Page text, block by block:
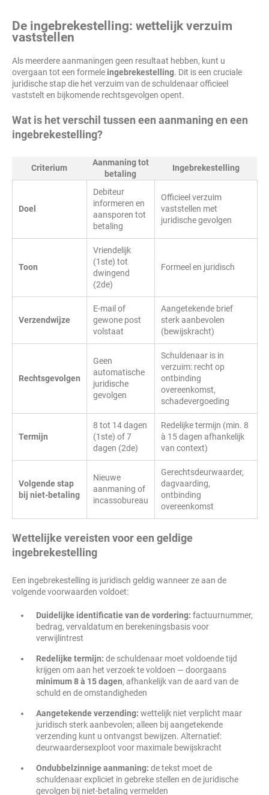
De ingebrekestelling: wettelijk verzuim
vaststellen
Als meerdere aanmaningen geen resultaat hebben, kunt u
overgaan tot een formele ingebrekestelling. Dit is een cruciale
juridische stap die het verzuim van de schuldenaar officieel
vaststelt en bijkomende rechtsgevolgen opent.
Wat is het verschil tussen een aanmaning en een
ingebrekestelling?
Criterium
Aanmaning tot
betaling
Ingebrekestelling
Doel
Debiteur
informeren en
aansporen tot
betaling
Officieel verzuim
vaststellen met
juridische gevolgen
Toon
Vriendelijk
(1ste) tot
dwingend
(2de)
Formeel en juridisch
Verzendwijze
E-mail of
gewone post
volstaat
Aangetekende brief
sterk aanbevolen
(bewijskracht)
Rechtsgevolgen
Geen
automatische
juridische
gevolgen
Schuldenaar is in
verzuim: recht op
ontbinding
overeenkomst,
schadevergoeding
Termijn
8 tot 14 dagen
(1ste) of 7
dagen (2de)
Redelijke termijn (min. 8
à 15 dagen afhankelijk
van context)
Volgende stap
bij niet-betaling
Nieuwe
aanmaning of
incassobureau
Gerechtsdeurwaarder,
dagvaarding,
ontbinding
overeenkomst
Wettelijke vereisten voor een geldige
ingebrekestelling
Een ingebrekestelling is juridisch geldig wanneer ze aan de
volgende voorwaarden voldoet:
Duidelijke identificatie van de vordering: factuurnummer,
bedrag, vervaldatum en berekeningsbasis voor
verwijlintrest
Redelijke termijn: de schuldenaar moet voldoende tijd
krijgen om aan het verzoek te voldoen — doorgaans
minimum 8 à 15 dagen, afhankelijk van de aard van de
schuld en de omstandigheden
Aangetekende verzending: wettelijk niet verplicht maar
juridisch sterk aanbevolen; alleen bij aangetekende
verzending kunt u ontvangst bewijzen. Alternatief:
deurwaardersexploot voor maximale bewijskracht
Ondubbelzinnige aanmaning: de tekst moet de
schuldenaar expliciet in gebreke stellen en de juridische
gevolgen bij niet-betaling vermelden